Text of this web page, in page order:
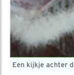
Een kijkje achter